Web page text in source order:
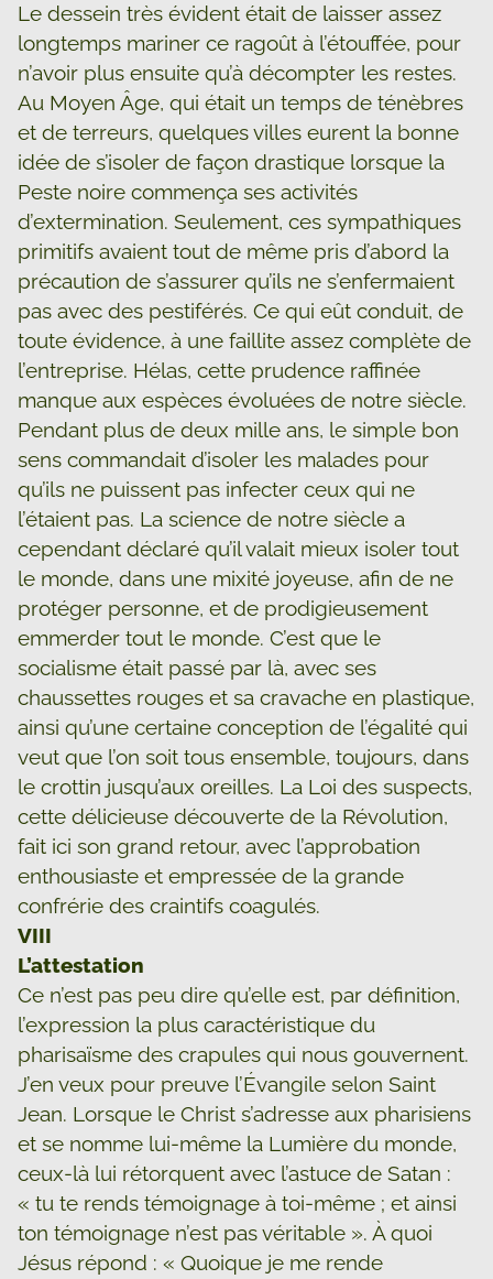
Le dessein très évident était de laisser assez
longtemps mariner ce ragoût à l’étouffée, pour
n’avoir plus ensuite qu’à décompter les restes.
Au Moyen Âge, qui était un temps de ténèbres
et de terreurs, quelques villes eurent la bonne
idée de s’isoler de façon drastique lorsque la
Peste noire commença ses activités
d’extermination. Seulement, ces sympathiques
primitifs avaient tout de même pris d’abord la
précaution de s’assurer qu’ils ne s’enfermaient
pas avec des pestiférés. Ce qui eût conduit, de
toute évidence, à une faillite assez complète de
l’entreprise. Hélas, cette prudence raffinée
manque aux espèces évoluées de notre siècle.
Pendant plus de deux mille ans, le simple bon
sens commandait d’isoler les malades pour
qu’ils ne puissent pas infecter ceux qui ne
l’étaient pas. La science de notre siècle a
cependant déclaré qu’il valait mieux isoler tout
le monde, dans une mixité joyeuse, afin de ne
protéger personne, et de prodigieusement
emmerder tout le monde. C’est que le
socialisme était passé par là, avec ses
chaussettes rouges et sa cravache en plastique,
ainsi qu’une certaine conception de l’égalité qui
veut que l’on soit tous ensemble, toujours, dans
le crottin jusqu’aux oreilles. La Loi des suspects,
cette délicieuse découverte de la Révolution,
fait ici son grand retour, avec l’approbation
enthousiaste et empressée de la grande
confrérie des craintifs coagulés.
VIII
L’attestation
Ce n’est pas peu dire qu’elle est, par définition,
l’expression la plus caractéristique du
pharisaïsme des crapules qui nous gouvernent.
J’en veux pour preuve l’Évangile selon Saint
Jean. Lorsque le Christ s’adresse aux pharisiens
et se nomme lui-même la Lumière du monde,
ceux-là lui rétorquent avec l’astuce de Satan :
« tu te rends témoignage à toi-même ; et ainsi
ton témoignage n’est pas véritable ». À quoi
Jésus répond : « Quoique je me rende